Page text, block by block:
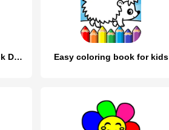
Dinosaurs Coloring Book Dino Easy coloring book for kids